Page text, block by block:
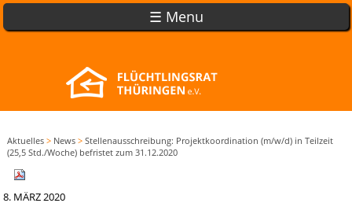
☰ Menu
Aktuelles > News > Stellenausschreibung: Projektkoordination (m/w/d) in Teilzeit
(25,5 Std./Woche) befristet zum 31.12.2020
8. MÄRZ 2020